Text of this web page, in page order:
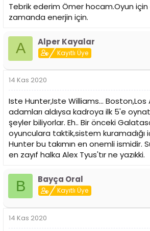
Tebrik ederim Ömer hocam.Oyun
zamanda enerjin için.
A Alper Kayalar
Kayıtlı Üye
14 Kas 2020
Iste Hunter,Iste Williams... Boston,Los
adamları aldıysa kadroya ilk 5'e
şeyler biliyorlar. Eh.. Bir önceki
oyunculara taktik,sistem kuramadığı
Hunter bu takımın en onemli ismidir.
en zayıf halka Alex Tyus'tır ne yazıkki.
B Bayça Oral
Kayıtlı Üye
14 Kas 2020